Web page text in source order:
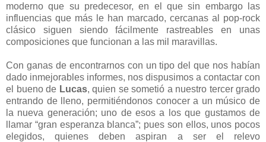
moderno que su predecesor, en el que sin embargo las
influencias que más le han marcado, cercanas al pop-rock
clásico siguen siendo fácilmente rastreables en unas
composiciones que funcionan a las mil maravillas.
Con ganas de encontrarnos con un tipo del que nos habían
dado inmejorables informes, nos dispusimos a contactar con
el bueno de Lucas, quien se sometió a nuestro tercer grado
entrando de lleno, permitiéndonos conocer a un músico de
la nueva generación; uno de esos a los que gustamos de
llamar “gran esperanza blanca”; pues son ellos, unos pocos
elegidos, quienes deben aspiran a ser el relevo